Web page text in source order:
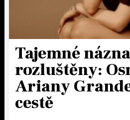
Tajemné
rozluštěny:
Ariany
cestě